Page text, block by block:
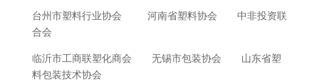
台州市塑料行业协会 河南省塑料协会 中非投资联
合会
临沂市工商联塑化商会 无锡市包装协会 山东省塑
料包装技术协会